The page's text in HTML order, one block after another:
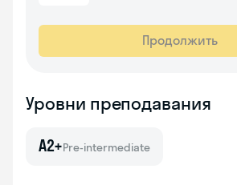
Продолжить
Уровни преподавания
A2+Pre-intermediate